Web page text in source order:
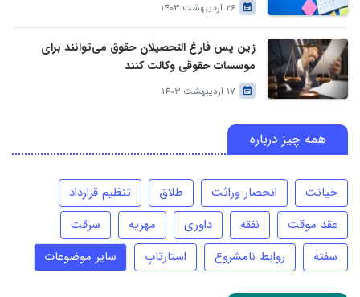
26 اردیبهشت 1403
زین پس فارغ التحصیلان حقوق می‌توانند برای
موسسات حقوقی وکالت کنند
17 اردیبهشت 1403
همه چیز درباره
خیانت انحصار وراثت طلاق
تنظیم قرارداد
عقد موقت
نفقه داوری مهریه
سرقت
سفته
روابط نامشروع استارتاپ سایر موضوعات